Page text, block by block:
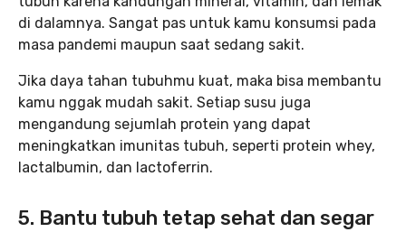
di dalamnya. Sangat pas untuk kamu konsumsi pada
masa pandemi maupun saat sedang sakit.
Jika daya tahan tubuhmu kuat, maka bisa membantu
kamu nggak mudah sakit. Setiap susu juga
mengandung sejumlah protein yang dapat
meningkatkan imunitas tubuh, seperti protein whey,
lactalbumin, dan lactoferrin.
5. Bantu tubuh tetap sehat dan segar